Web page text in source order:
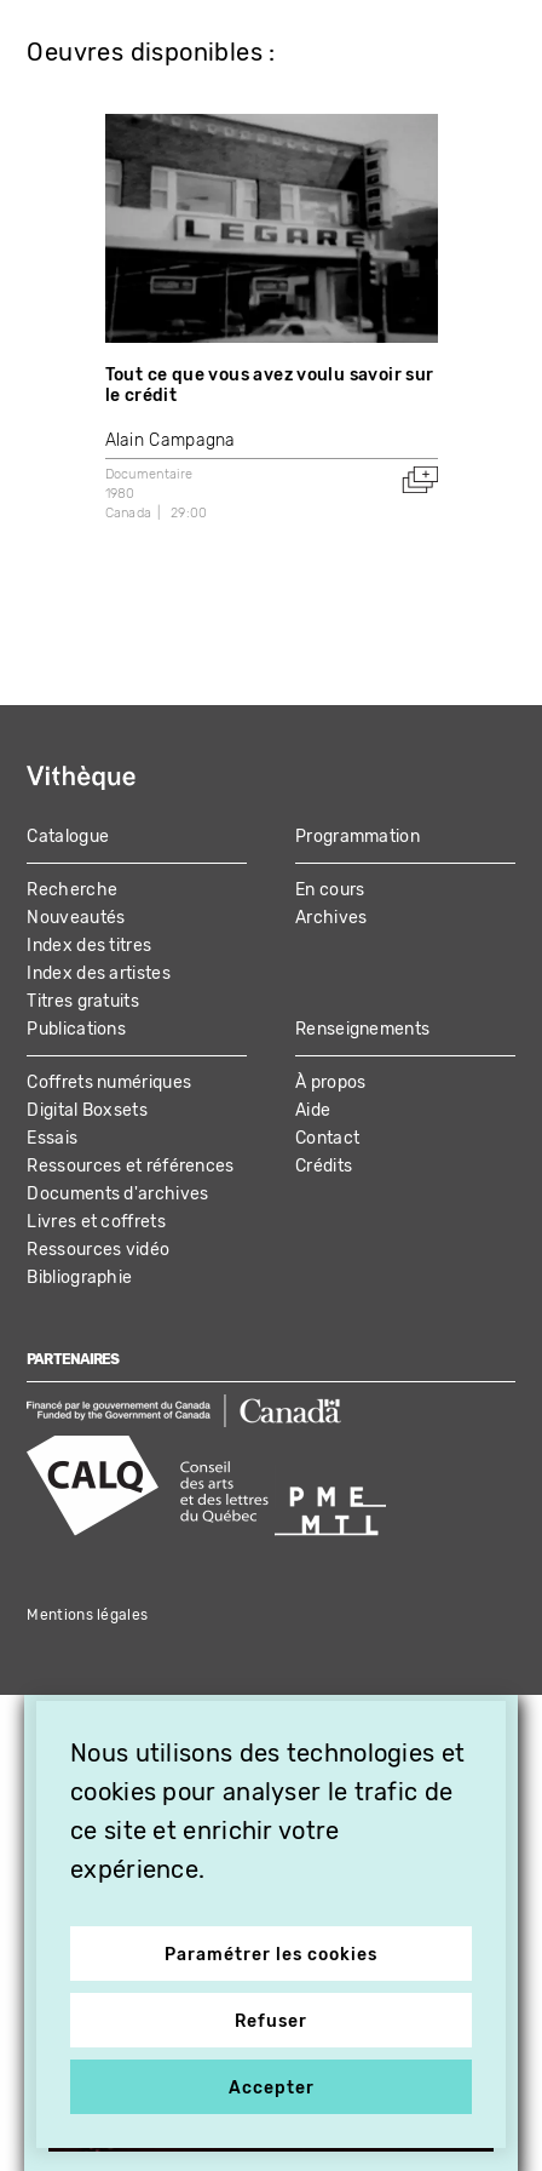
Oeuvres disponibles :
Tout ce que vous avez voulu savoir sur
le crédit
Alain Campagna
Documentaire
1980
Canada
29:00
MAIN
NAVIGATION
Catalogue
Recherche
Nouveautés
Index des titres
Index des artistes
Titres gratuits
Programmation
En cours
Archives
Publications
Coffrets numériques
Digital Boxsets
Essais
Ressources et références
Documents d'archives
Livres et coffrets
Ressources vidéo
Bibliographie
Renseignements
À propos
Aide
Contact
Crédits
PARTENAIRES
Mentions légales
Nous utilisons des technologies et
cookies pour analyser le trafic de
ce site et enrichir votre
expérience.
Paramétrer les cookies
Refuser
Accepter
OFFREZ LA VIDÉO EN
CADEAU, ABONNEZ VOS
PROCHES À VITHÈQUE !